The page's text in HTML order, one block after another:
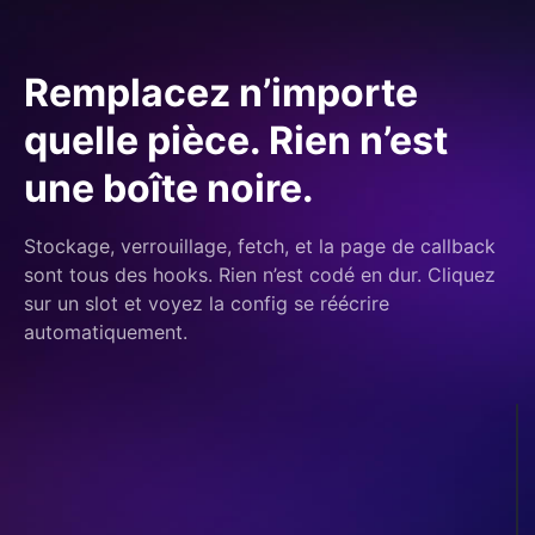
Remplacez n’importe
quelle pièce. Rien n’est
une boîte noire.
Stockage, verrouillage, fetch, et la page de callback
sont tous des hooks. Rien n’est codé en dur. Cliquez
sur un slot et voyez la config se réécrire
automatiquement.